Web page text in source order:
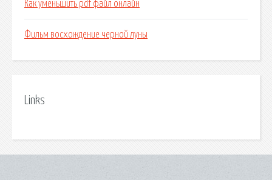
Как уменьшить pdf файл онлайн
Фильм восхождение черной луны
Links